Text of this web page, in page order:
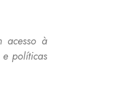
acesso à
políticas